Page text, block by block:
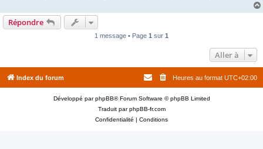
Répondre
1 message • Page 1 sur 1
Aller à
Index du forum Heures au format UTC+02:00
Développé parphpBB® Forum Software © phpBB Limited
Traduit parphpBB-fr.com
Confidentialité | Conditions